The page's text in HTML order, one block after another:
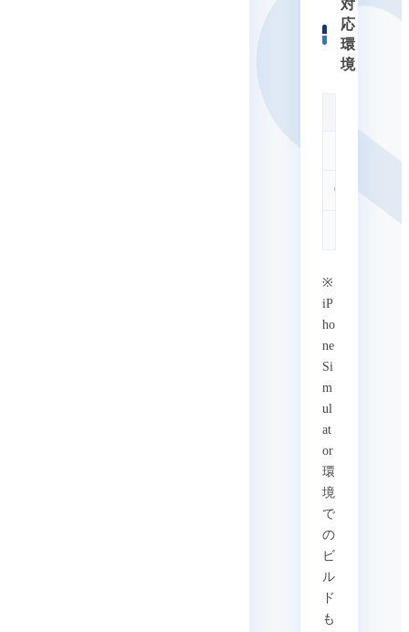
対
応
環
境
CPUアーキ
※
iP
ho
ne
Si
m
ul
at
or
環
境
で
の
ビ
ル
ド
も